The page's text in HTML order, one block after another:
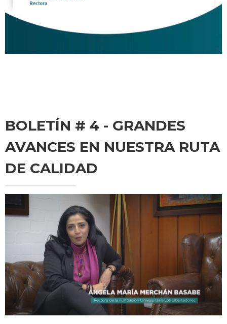
BOLETÍN # 4 - GRANDES
AVANCES EN NUESTRA RUTA
DE CALIDAD